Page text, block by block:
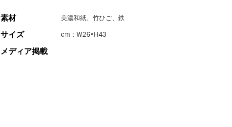
素材 美濃和紙、竹ひご、鉄
サイズ cm：W26×H43
メディア掲載